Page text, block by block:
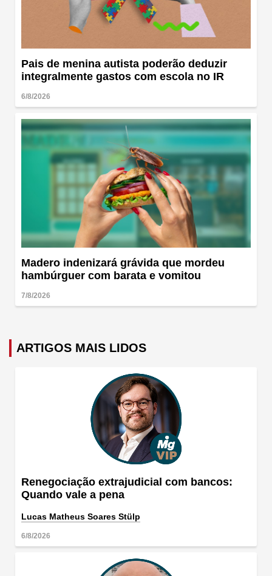
Pais de menina autista poderão deduzir
integralmente gastos com escola no IR
6/8/2026
Madero indenizará grávida que mordeu
hambúrguer com barata e vomitou
7/8/2026
ARTIGOS MAIS LIDOS
Renegociação extrajudicial com bancos:
Quando vale a pena
Lucas Matheus Soares Stülp
6/8/2026